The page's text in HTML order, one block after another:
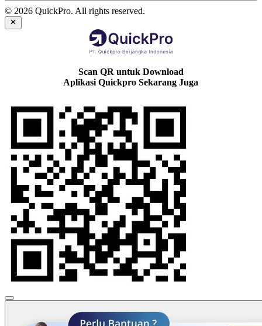
© 2026 QuickPro. All rights reserved.
Scan QR untuk Download
Aplikasi Quickpro Sekarang Juga